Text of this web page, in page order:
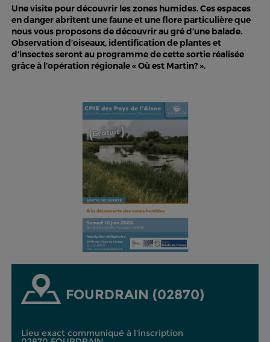
Une visite pour découvrir les zones humides. Ces espaces
en danger abritent une faune et une flore particulière que
nous vous proposons de découvrir au gré d’une balade.
Observation d’oiseaux, identification de plantes et
d’insectes seront au programme de cette sortie réalisée
grâce à l’opération régionale « Où est Martin? ».
FOURDRAIN (02870)
Lieu exact communiqué à l'inscription